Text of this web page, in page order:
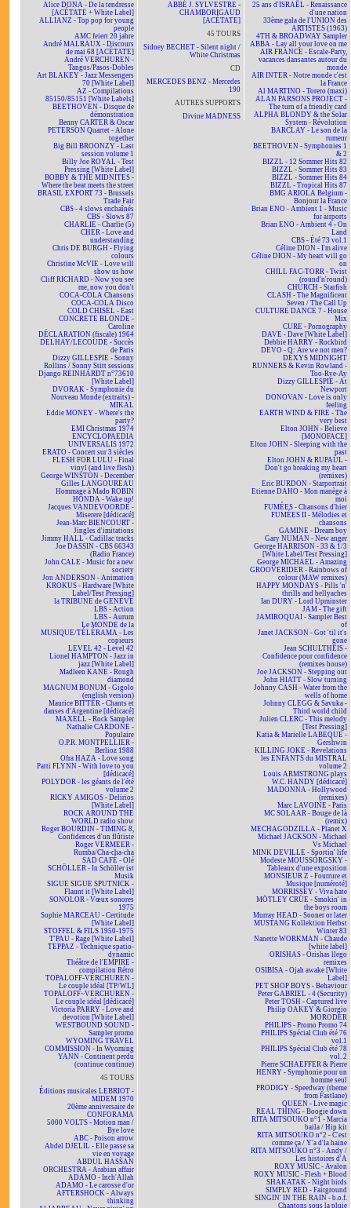
Alice DONA - De la tendresse
[ACÉTATE + White Label]
ALLIANZ - Top pop for young
people
AMC feiert 20 jahre
André MALRAUX - Discours
de mai 68 [ACÉTATE]
André VERCHUREN -
Tangos/Pasos-Dobles
Art BLAKEY - Jazz Messengers
70 [White Label]
AZ - Compilations
85150/85151 [White Labels]
BEETHOVEN - Disque de
démonstration
Benny CARTER & Oscar
PETERSON Quartet - Alone
together
Big Bill BROONZY - Last
session volume 1
Billy Joe ROYAL - Test
Pressing [White Label]
BOBBY & THE MIDNITES -
Where the beat meets the street
BRASIL EXPORT 73 - Brussels
Trade Fair
CBS - 4 slows enchaînés
CBS - Slows 87
CHARLIE - Charlie (5)
CHER - Love and
understanding
Chris DE BURGH - Flying
colours
Christine McVIE - Love will
show us how
Cliff RICHARD - Now you see
me, now you don't
COCA-COLA Chansons
COCA-COLA Disco
COLD CHISEL - East
CONCRETE BLONDE -
Caroline
DÉCLARATION (fiscale) 1964
DELHAY/LECOUDE - Succès
de Paris
Dizzy GILLESPIE - Sonny
Rollins / Sonny Stitt sessions
Django REINHARDT n°73610
[White Label]
DVORAK - Symphonie du
Nouveau Monde (extraits) -
MIKAL
Eddie MONEY - Where's the
party?
EMI Christmas 1974
ENCYCLOPAEDIA
UNIVERSALIS 1972
ERATO - Concert sur 3 siècles
FLESH FOR LULU - Final
vinyl (and live flesh)
George WINSTON - December
Gilles LANGOUREAU
Hommage à Mado ROBIN
HONDA - Wake up!
Jacques VANDEVOORDE -
Miserere [dédicacé]
Jean-Marc BIENCOURT -
Jingles d'imitations
Jimmy HALL - Cadillac tracks
Joe DASSIN - CBS 66343
(Radio France)
John CALE - Music for a new
society
Jon ANDERSON - Animation
KROKUS - Hardware [White
Label/Test Pressing]
la TRIBUNE de GENÈVE
LBS - Action
LBS - Aurum
Le MONDE de la
MUSIQUE/TÉLÉRAMA - Les
copieurs
LEVEL 42 - Level 42
Lionel HAMPTON - Jazz in
jazz [White Label]
Madleen KANE - Rough
diamond
MAGNUM BONUM - Gigolo
(english version)
Maurice BITTER - Chants et
danses d'Argentine [dédicacé]
MAXELL - Rock Sampler
Nathalie CARDONE -
Populaire
O.P.R. MONTPELLIER -
Berlioz 1988
Ofra HAZA - Love song
Patti FLYNN - With love to you
[dédicacé]
POLYDOR - les géants de l'été
volume 2
RICKY AMIGOS - Delirios
[White Label]
ROCK AROUND THE
WORLD radio show
Roger BOURDIN - TIMING 8,
Confidences d'un flûtiste
Roger VERMEER -
Rumba/Cha-cha-cha
SAD CAFÉ - Olé
SCHÖLLER - In Schöller ist
Musik
SIGUE SIGUE SPUTNICK -
Flaunt it [White Label]
SONOLOR - Vœux sonores
1975
Sophie MARCEAU - Certitude
[White Label]
STOFFEL & FILS 1950-1975
T'PAU - Rage [White Label]
TEPPAZ - Technique spatio-
dynamic
Théâtre de l'EMPIRE -
compilation Rétro
TOPALOFF-VERCHUREN -
Le couple idéal [TP/WL]
TOPALOFF~VERCHUREN -
Le couple idéal [dédicacé]
Victoria PARRY - Love and
devotion [White Label]
WESTBOUND SOUND -
Sampler promo
WYOMING TRAVEL
COMMISSION - In Wyoming
YANN - Continent perdu
(continue continue)
45 TOURS
Éditions musicales LEBRIOT -
MIDEM 1970
20ème anniversaire de
CONFORAMA
5000 VOLTS - Motion man /
Bye love
ABC - Poison arrow
Abdel DJELIL - Elle passe sa
vie en voyage
ABDUL HASSAN
ORCHESTRA - Arabian affair
ADAMO - Inch'Allah
ADAMO - Le carosse d'or
AFTERSHOCK - Always
thinking
ABBÉ J. SYLVESTRE -
CHAMBORIGAUD
[ACÉTATE]
45 TOURS
Sidney BECHET - Silent night /
White Christmas
CD
MERCEDES BENZ - Mercedes
190
AUTRES SUPPORTS
Divine MADNESS
25 ans d'ISRAËL - Renaissance
d'une nation
33ème gala de l'UNION des
ARTISTES (1963)
4TH & BROADWAY Sampler
ABBA - Lay all your love on me
AIR FRANCE - Escale-Party,
vacances dansantes autour du
monde
AIR INTER - Notre monde c'est
la France
Al MARTINO - Torero (maxi)
ALAN PARSONS PROJECT -
The turn of a friendly card
ALPHA BLONDY & the Solar
System - Révolution
BARCLAY - Le son de la
rumeur
BEETHOVEN - Symphonies 1
& 2
BIZZL - 12 Sommer Hits 82
BIZZL - Sommer Hits 83
BIZZL - Sommer Hits 84
BIZZL - Tropical Hits 87
BMG ARIOLA Belgium -
Bonjour la France
Brian ENO - Ambient 1 - Music
for airports
Brian ENO - Ambient 4 - On
Land
CBS - Été 73 vol.1
Céline DION - I'm alive
Céline DION - My heart will go
on
CHILL FAC-TORR - Twist
(round'n'round)
CHURCH - Starfish
CLASH - The Magnificent
Seven / The Call Up
CULTURE DANCE 7 - House
Mix
CURE - Pornography
DAVE - Dave [White Label]
Debbie HARRY - Rockbird
DEVO - Q: Are we not men?
DEXYS MIDNIGHT
RUNNERS & Kevin Rowland -
Too-Rye-Ay
Dizzy GILLESPIE - At
Newport
DONOVAN - Love is only
feeling
EARTH WIND & FIRE - The
very best
Elton JOHN - Believe
[MONOFACE]
Elton JOHN - Sleeping with the
past
Elton JOHN & RUPAUL -
Don't go breaking my heart
(remixes)
Eric BURDON - Starportrait
Etienne DAHO - Mon manège à
moi
FUMÉES - Chansons d'hier
FUMÉES II - Mélodies et
chansons
GAMINE - Dream boy
Gary NUMAN - New anger
George HARRISON - 33 & 1/3
[White Label/Test Pressing]
George MICHAEL - Amazing
GROOVERIDER - Rainbows of
colour (MAW remixes)
HAPPY MONDAYS - Pills 'n'
thrills and bellyaches
Ian DURY - Lord Upminster
JAM - The gift
JAMIROQUAI - Sampler Best
of
Janet JACKSON - Got 'til it's
gone
Jean SCHULTHEIS -
Confidence pour confidence
(remixes house)
Joe JACKSON - Stepping out
John HIATT - Slow turning
Johnny CASH - Water from the
wells of home
Johnny CLEGG & Savuka -
Third world child
Julien CLERC - This melody
[Test Pressing]
Katia & Marielle LABEQUE -
Gershwin
KILLING JOKE - Revelations
les ENFANTS du MISTRAL
volume 2
Louis ARMSTRONG plays
W.C. HANDY [dédicacé]
MADONNA - Hollywood
(remixes)
Marc LAVOINE - Paris
MC SOLAAR - Bouge de là
(remix)
MECHAGODZILLA - Planet X
Michael JACKSON - Michael
Vs Michael
MINK DEVILLE - Sportin' life
Modeste MOUSSORGSKY -
Tableaux d'une exposition
MONSIEUR Z - Fourrure et
Musique [numéroté]
MORRISSEY - Viva hate
MÖTLEY CRÜE - Smokin' in
the boys room
Murray HEAD - Sooner or later
MUSTANG Kollektion Herbst
Winter 83
Nanette WORKMAN - Chaude
[white label]
ORISHAS - Orishas llego
remixes
OSIBISA - Ojah awake [White
Label]
PET SHOP BOYS - Behaviour
Peter GABRIEL - 4 (Security)
Peter TOSH - Captured live
Philip OAKEY & Giorgio
MORODER
PHILIPS - Promo Promo 74
PHILIPS Spécial Club été 76
vol.1
PHILIPS Spécial Club été 78
vol. 2
Pierre SCHAEFFER & Pierre
HENRY - Symphonie pour un
homme seul
PRODIGY - Speedway (theme
from Fastlane)
QUEEN - Live magic
REAL THING - Boogie down
RITA MITSOUKO n°1 - Marcia
baila / Hip kit
RITA MITSOUKO n°2 - C'est
comme ça / Y'a d'la haine
RITA MITSOUKO n°3 - Andy /
Les histoires d'A
ROXY MUSIC - Avalon
ROXY MUSIC - Flesh + Blood
SHAKATAK - Night birds
SIMPLY RED - Fairground
SINGIN' IN THE RAIN - b.o.f.
Chantons sous la pluie